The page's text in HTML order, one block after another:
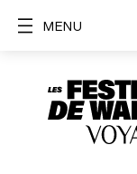
MENU